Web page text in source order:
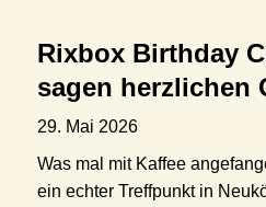
Rixbox Birthday
sagen herzlichen
29. Mai 2026
Was mal mit Kaffee
ein echter Treffpunkt in